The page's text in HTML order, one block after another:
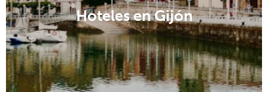
Hoteles en Gijón